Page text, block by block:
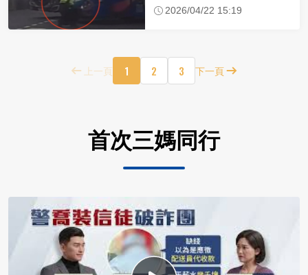
車：讓行人先過
2026/04/22 15:19
上一頁 1 2 3 下一頁
首次三媽同行